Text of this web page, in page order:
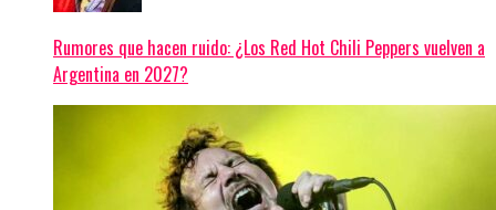
Rumores que hacen ruido: ¿Los Red Hot Chili Peppers vuelven a
Argentina en 2027?